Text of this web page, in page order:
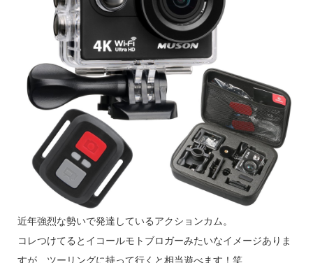
近年強烈な勢いで発達しているアクションカム。
コレつけてるとイコールモトブロガーみたいなイメージありま
すが、ツーリングに持って行くと相当遊べます！笑